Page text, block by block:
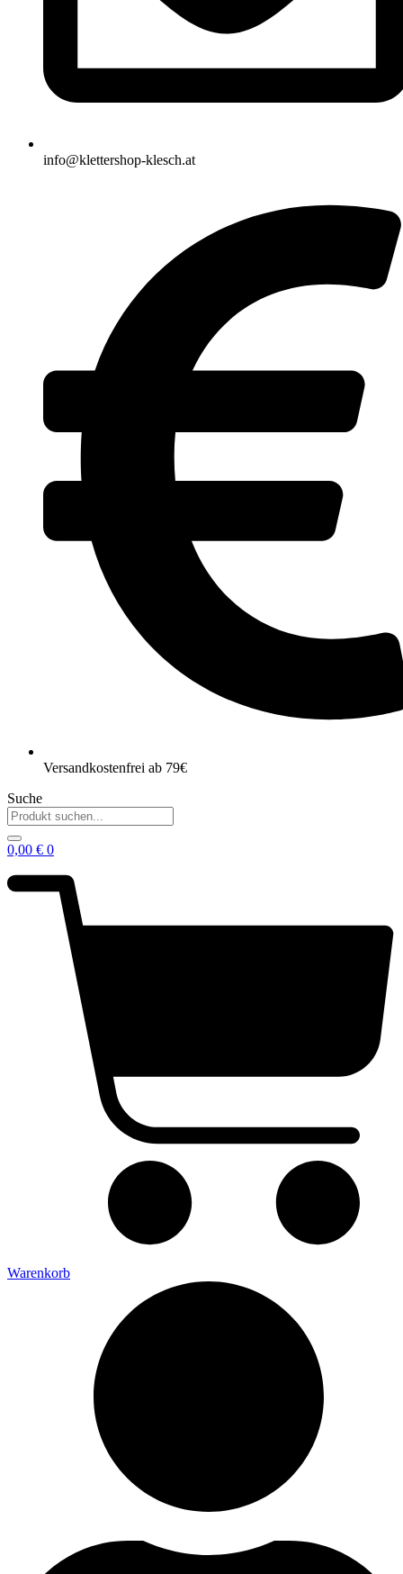
info@klettershop-klesch.at
Versandkostenfrei ab 79€
Suche
0,00 € 0
Warenkorb